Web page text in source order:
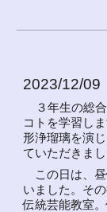
2023/12/09
３年生の総
コトを学習し
形浄瑠璃を演
ていただきまし
この日は、昼
いました。そ
伝統芸能教室